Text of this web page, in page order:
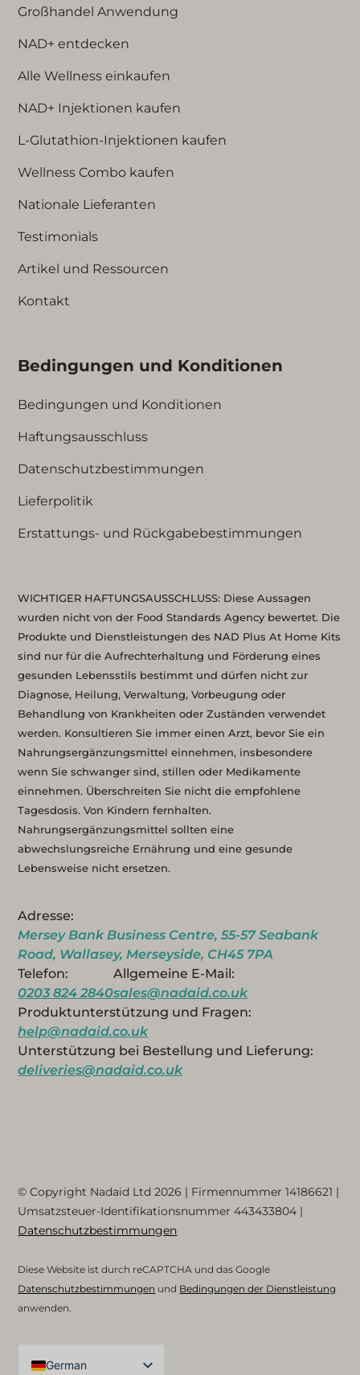
WICHTIGER HAFTUNGSAUSSCHLUSS: Diese Aussagen
wurden nicht von der Food Standards Agency bewertet. Die
Produkte und Dienstleistungen des NAD Plus At Home Kits
sind nur für die Aufrechterhaltung und Förderung eines
gesunden Lebensstils bestimmt und dürfen nicht zur
Diagnose, Heilung, Verwaltung, Vorbeugung oder
Behandlung von Krankheiten oder Zuständen verwendet
werden. Konsultieren Sie immer einen Arzt, bevor Sie ein
Nahrungsergänzungsmittel einnehmen, insbesondere
wenn Sie schwanger sind, stillen oder Medikamente
einnehmen. Überschreiten Sie nicht die empfohlene
Tagesdosis. Von Kindern fernhalten.
Nahrungsergänzungsmittel sollten eine
abwechslungsreiche Ernährung und eine gesunde
Lebensweise nicht ersetzen.
Adresse:
Mersey Bank Business Centre, 55-57 Seabank
Road, Wallasey, Merseyside, CH45 7PA
Telefon:
0203 824 2840
Allgemeine E-Mail:
sales@nadaid.co.uk
Produktunterstützung und Fragen:
help@nadaid.co.uk
Unterstützung bei Bestellung und Lieferung:
deliveries@nadaid.co.uk
Großhandel Anwendung
NAD+ entdecken
Alle Wellness einkaufen
NAD+ Injektionen kaufen
L-Glutathion-Injektionen kaufen
Wellness Combo kaufen
Nationale Lieferanten
Testimonials
Artikel und Ressourcen
Kontakt
Bedingungen und Konditionen
Bedingungen und Konditionen
Haftungsausschluss
Datenschutzbestimmungen
Lieferpolitik
Erstattungs- und Rückgabebestimmungen
© Copyright Nadaid Ltd 2026 | Firmennummer14186621 |
Umsatzsteuer-Identifikationsnummer443433804 |
Datenschutzbestimmungen
Diese Website ist durch reCAPTCHA und das Google
Datenschutzbestimmungen und Bedingungen der Dienstleistung
anwenden.
German